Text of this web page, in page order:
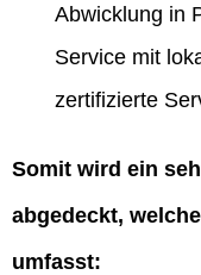
Abwicklung in
Service mit
zertifizierte
Somit wird ein
abgedeckt,
umfasst: